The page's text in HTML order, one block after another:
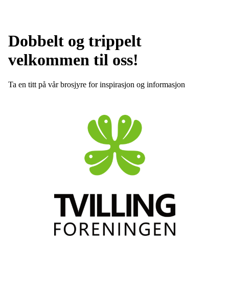
Dobbelt og trippelt
velkommen til oss!
Ta en titt på vår brosjyre for inspirasjon og informasjon